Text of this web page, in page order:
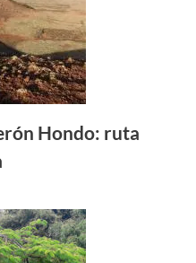
Hondo: ruta